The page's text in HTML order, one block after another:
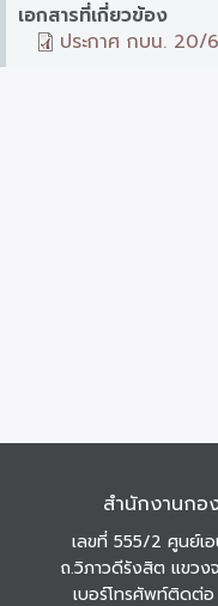
เอกสารที่เกี่ยวข้อง
ประกาศ กบน. 20/
สำนักงานกอ
เลขที่ 555/2 ศูนย์เ
ถ.วิภาวดีรังสิต แขว
เบอร์โทรศัพท์ติดต่อ